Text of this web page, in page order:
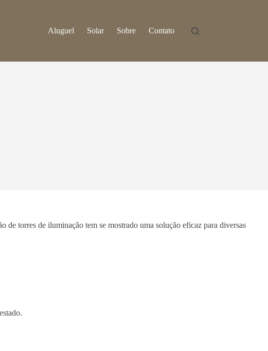
Aluguel Solar Sobre Contato
de torres de iluminação tem se mostrado uma solução eficaz para diversas